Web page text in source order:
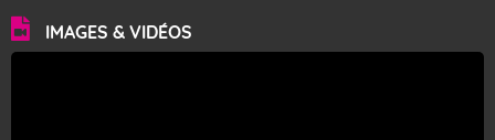
IMAGES & VIDÉOS